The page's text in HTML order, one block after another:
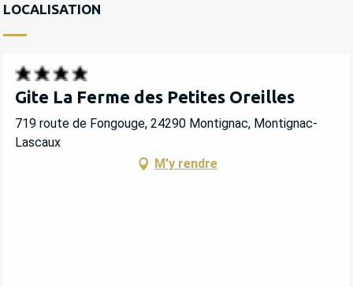
LOCALISATION
Gite La Ferme des Petites Oreilles
719 route de Fongouge, 24290 Montignac, Montignac-
Lascaux
M'y rendre